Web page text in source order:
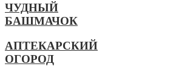
ЧУДНЫЙ
БАШМАЧОК
АПТЕКАРСКИЙ
ОГОРОД